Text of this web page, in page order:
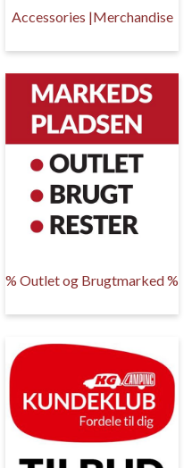
Accessories |Merchandise
% Outlet og Brugtmarked %